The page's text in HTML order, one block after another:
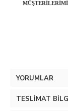
YORUMLAR
TESLIMAT